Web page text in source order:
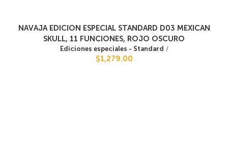
NAVAJA EDICION ESPECIAL STANDARD D03 MEXICAN
SKULL, 11 FUNCIONES, ROJO OSCURO
Ediciones especiales - Standard /
$1,279.00